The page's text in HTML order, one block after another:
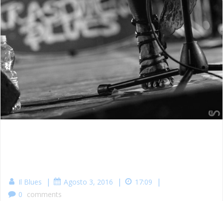
Il Blues | Agosto 3, 2016 | 17:09 |
0 comments